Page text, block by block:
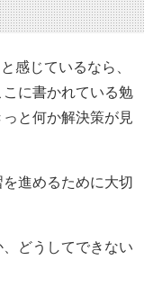
感じているなら、
に書かれている勉
と何か解決策が見
進めるために大切
どうしてできない